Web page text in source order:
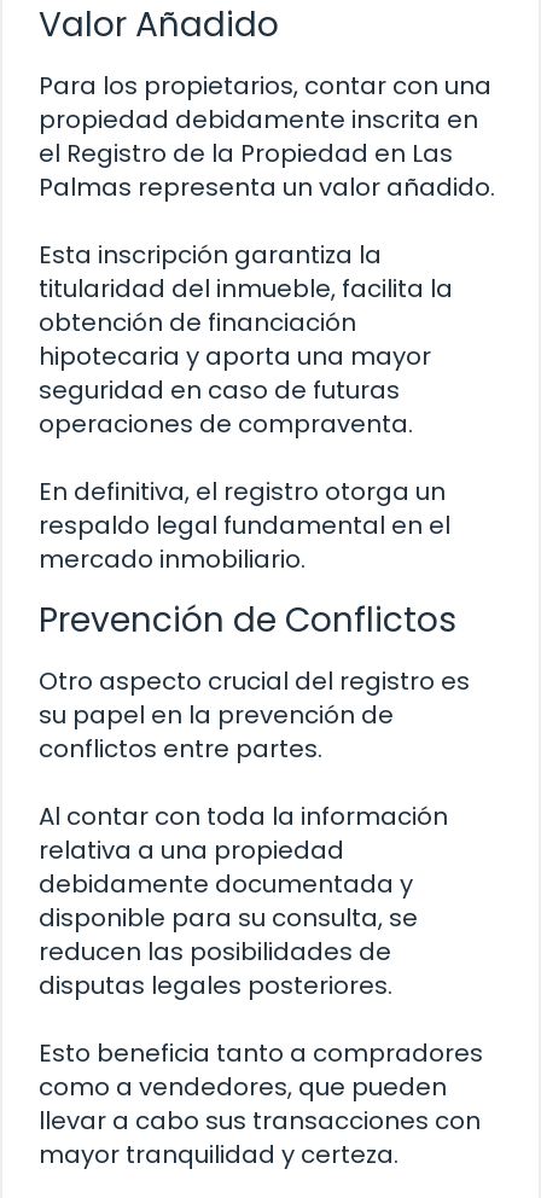
Valor Añadido
Para los propietarios, contar con una
propiedad debidamente inscrita en
el Registro de la Propiedad en Las
Palmas representa un valor añadido.
Esta inscripción garantiza la
titularidad del inmueble, facilita la
obtención de financiación
hipotecaria y aporta una mayor
seguridad en caso de futuras
operaciones de compraventa.
En definitiva, el registro otorga un
respaldo legal fundamental en el
mercado inmobiliario.
Prevención de Conflictos
Otro aspecto crucial del registro es
su papel en la prevención de
conflictos entre partes.
Al contar con toda la información
relativa a una propiedad
debidamente documentada y
disponible para su consulta, se
reducen las posibilidades de
disputas legales posteriores.
Esto beneficia tanto a compradores
como a vendedores, que pueden
llevar a cabo sus transacciones con
mayor tranquilidad y certeza.